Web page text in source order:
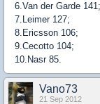
6.Van der Garde 141;
7.Leimer 127;
8.Ericsson 106;
9.Cecotto 104;
10.Nasr 85.
Vano73
21 Sep 2012